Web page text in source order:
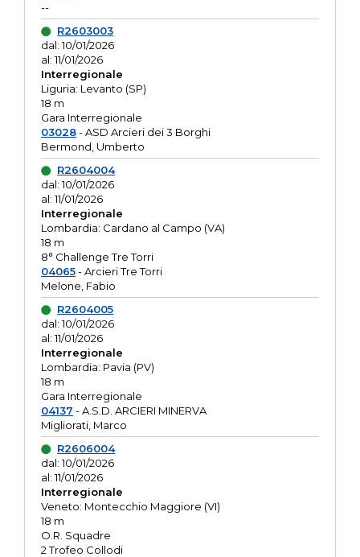
--
R2603003
dal: 10/01/2026
al: 11/01/2026
Interregionale
Liguria: Levanto (SP)
18 m
Gara Interregionale
03028- ASD Arcieri dei 3 Borghi
Bermond, Umberto
R2604004
dal: 10/01/2026
al: 11/01/2026
Interregionale
Lombardia: Cardano al Campo (VA)
18 m
8° Challenge Tre Torri
04065- Arcieri Tre Torri
Melone, Fabio
R2604005
dal: 10/01/2026
al: 11/01/2026
Interregionale
Lombardia: Pavia (PV)
18 m
Gara Interregionale
04137 - A.S.D. ARCIERI MINERVA
Migliorati, Marco
R2606004
dal: 10/01/2026
al: 11/01/2026
Interregionale
Veneto: Montecchio Maggiore (VI)
18 m
O.R. Squadre
2 Trofeo Collodi